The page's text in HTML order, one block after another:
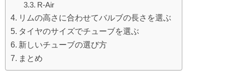
R-Air
リムの高さに合わせてバルブの長さを選ぶ
タイヤのサイズでチューブを選ぶ
新しいチューブの選び方
まとめ